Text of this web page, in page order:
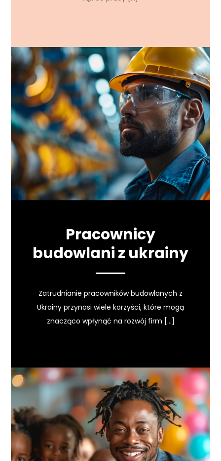
Pracownicy
budowlani z ukrainy
Zatrudnianie pracowników budowlanych z
Ukrainy przynosi wiele korzyści, które mogą
znacząco wpłynąć na rozwój firm […]